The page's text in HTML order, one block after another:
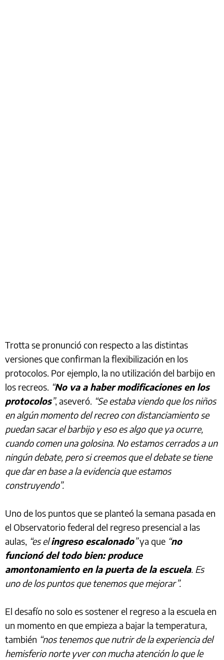
Trotta se pronunció con respecto a las distintas
versiones que confirman la flexibilización en los
protocolos. Por ejemplo, la no utilización del barbijo en
los recreos. “No va a haber modificaciones en los
protocolos”, aseveró. “Se estaba viendo que los niños
en algún momento del recreo con distanciamiento se
puedan sacar el barbijo y eso es algo que ya ocurre,
cuando comen una golosina. No estamos cerrados a un
ningún debate, pero si creemos que el debate se tiene
que dar en base a la evidencia que estamos
construyendo”.
Uno de los puntos que se planteó la semana pasada en
el Observatorio federal del regreso presencial a las
aulas, “es elingreso escalonado”ya que “no
funcionó del todo bien: produce
amontonamiento en la puerta de la escuela. Es
uno de los puntos que tenemos que mejorar”.
El desafío no solo es sostener el regreso a la escuela en
un momento en que empieza a bajar la temperatura,
también “nos tenemos que nutrir de la experiencia del
hemisferio norte yver con mucha atención lo que le